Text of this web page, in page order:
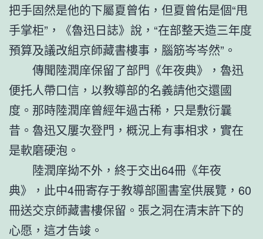
把手固然是他的下屬夏曾佑，但夏曾佑是個“甩
手掌柜”，《魯迅日誌》說，“在部整天造三年度
預算及議改組京師藏書樓事，腦筋岑岑然”。
傳聞陸潤庠保留了部門《年夜典》，魯迅
便托人帶口信，以教導部的名義請他交還國
度。那時陸潤庠曾經年過古稀，只是敷衍曩
昔。魯迅又屢次登門，概況上有事相求，實在
是軟磨硬泡。
陸潤庠拗不外，終于交出64冊《年夜
典》，此中4冊寄存于教導部圖書室供展覽，60
冊送交京師藏書樓保留。張之洞在清末許下的
心愿，這才告竣。